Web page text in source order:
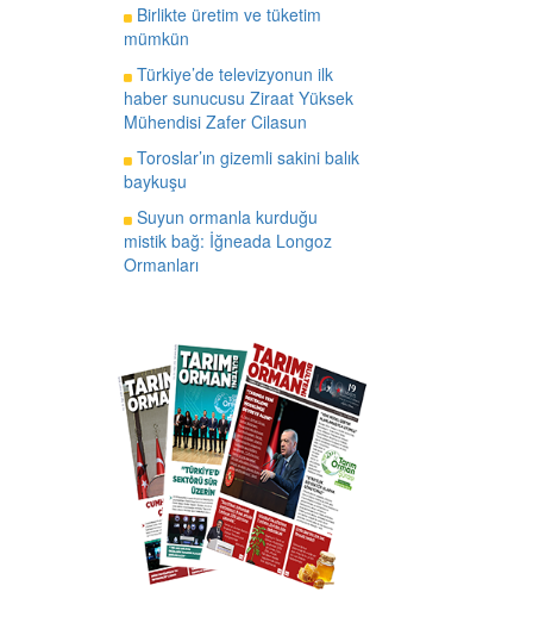
Birlikte üretim ve tüketim
mümkün
Türkiye’de televizyonun ilk
haber sunucusu Ziraat Yüksek
Mühendisi Zafer Cilasun
Toroslar’ın gizemli sakini balık
baykuşu
Suyun ormanla kurduğu
mistik bağ: İğneada Longoz
Ormanları